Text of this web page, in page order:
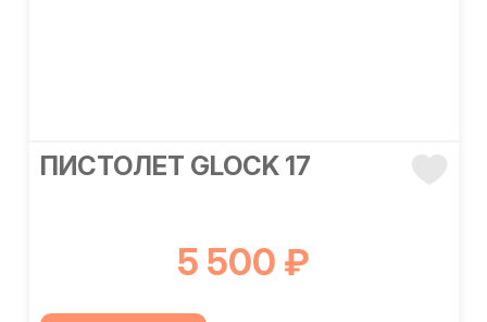
ПИСТОЛЕТ GLOCK 17
5 500 ₽